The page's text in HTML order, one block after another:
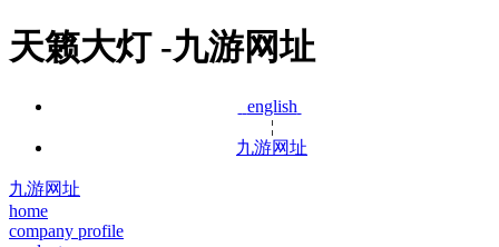
天籁大灯 -九游网址
english
¦
九游网址
九游网址
home
company profile